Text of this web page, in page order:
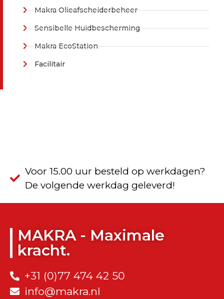
Makra Olieafscheiderbeheer
Sensibelle Huidbescherming
Makra EcoStation
Facilitair
Voor 15.00 uur besteld op werkdagen?
De volgende werkdag geleverd!
MAKRA - Maximale
kracht.
+31 (0)77 474 42 50
info@makra.nl